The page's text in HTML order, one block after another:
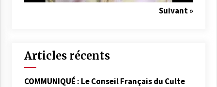
Suivant »
Articles récents
COMMUNIQUÉ : Le Conseil Français du Culte